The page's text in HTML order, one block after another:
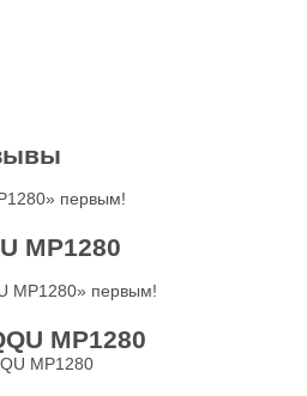
первым!
MP1280
MP1280» первым!
MP1280
MP1280